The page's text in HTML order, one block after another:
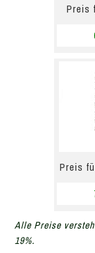
Preis
Preis
Alle Preise
19%.